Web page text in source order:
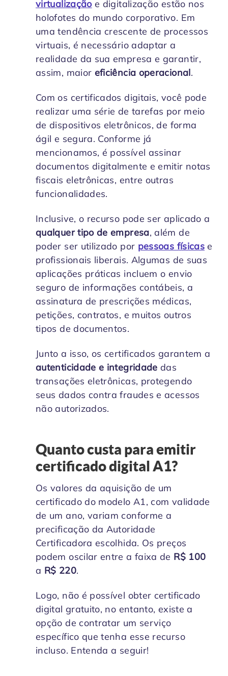
virtualizaçãoe digitalização estão nos
holofotes do mundo corporativo. Em
uma tendência crescente de processos
virtuais, é necessário adaptar a
realidade da sua empresa e garantir,
assim, maior eficiência operacional.
Com os certificados digitais, você pode
realizar uma série de tarefas por meio
de dispositivos eletrônicos, de forma
ágil e segura. Conforme já
mencionamos, é possível assinar
documentos digitalmente e emitir notas
fiscais eletrônicas, entre outras
funcionalidades.
Inclusive, o recurso pode ser aplicado a
qualquer tipo de empresa, além de
poder ser utilizado por pessoas físicas e
profissionais liberais. Algumas de suas
aplicações práticas incluem o envio
seguro de informações contábeis, a
assinatura de prescrições médicas,
petições, contratos, e muitos outros
tipos de documentos.
Junto a isso, os certificados garantem a
autenticidade e integridade das
transações eletrônicas, protegendo
seus dados contra fraudes e acessos
não autorizados.
Quanto custa para emitir
certificado digital A1?
Os valores da aquisição de um
certificado do modelo A1, com validade
de um ano, variam conforme a
precificação da Autoridade
Certificadora escolhida. Os preços
podem oscilar entre a faixa de R$ 100
a R$ 220.
Logo, não é possível obter certificado
digital gratuito, no entanto, existe a
opção de contratar um serviço
específico que tenha esse recurso
incluso. Entenda a seguir!